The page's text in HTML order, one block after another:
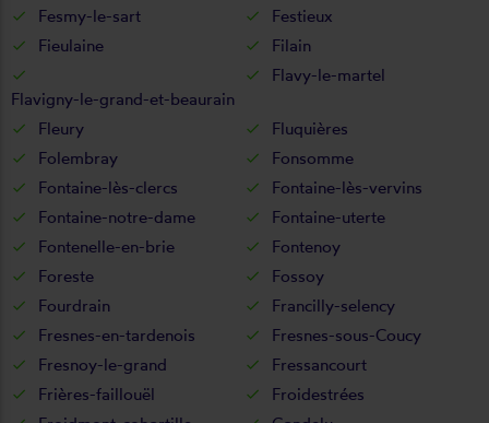
Fesmy-le-sart
Festieux
Fieulaine
Filain
Flavigny-le-grand-et-beaurain
Flavy-le-martel
Fleury
Fluquières
Folembray
Fonsomme
Fontaine-lès-clercs
Fontaine-lès-vervins
Fontaine-notre-dame
Fontaine-uterte
Fontenelle-en-brie
Fontenoy
Foreste
Fossoy
Fourdrain
Francilly-selency
Fresnes-en-tardenois
Fresnes-sous-Coucy
Fresnoy-le-grand
Fressancourt
Frières-faillouël
Froidestrées